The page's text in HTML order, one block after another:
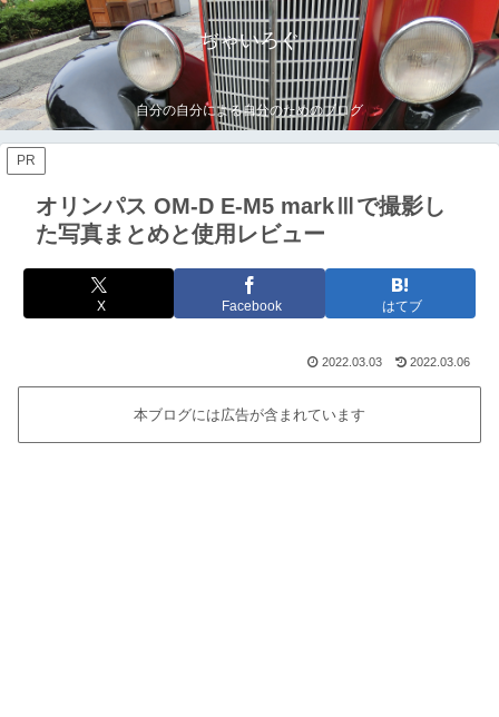
ぢゃいろぐ
自分の自分による自分のためのブログ
PR
オリンパス OM-D E-M5 markⅢで撮影し
た写真まとめと使用レビュー
X Facebook はてブ
2022.03.03 2022.03.06
本ブログには広告が含まれています